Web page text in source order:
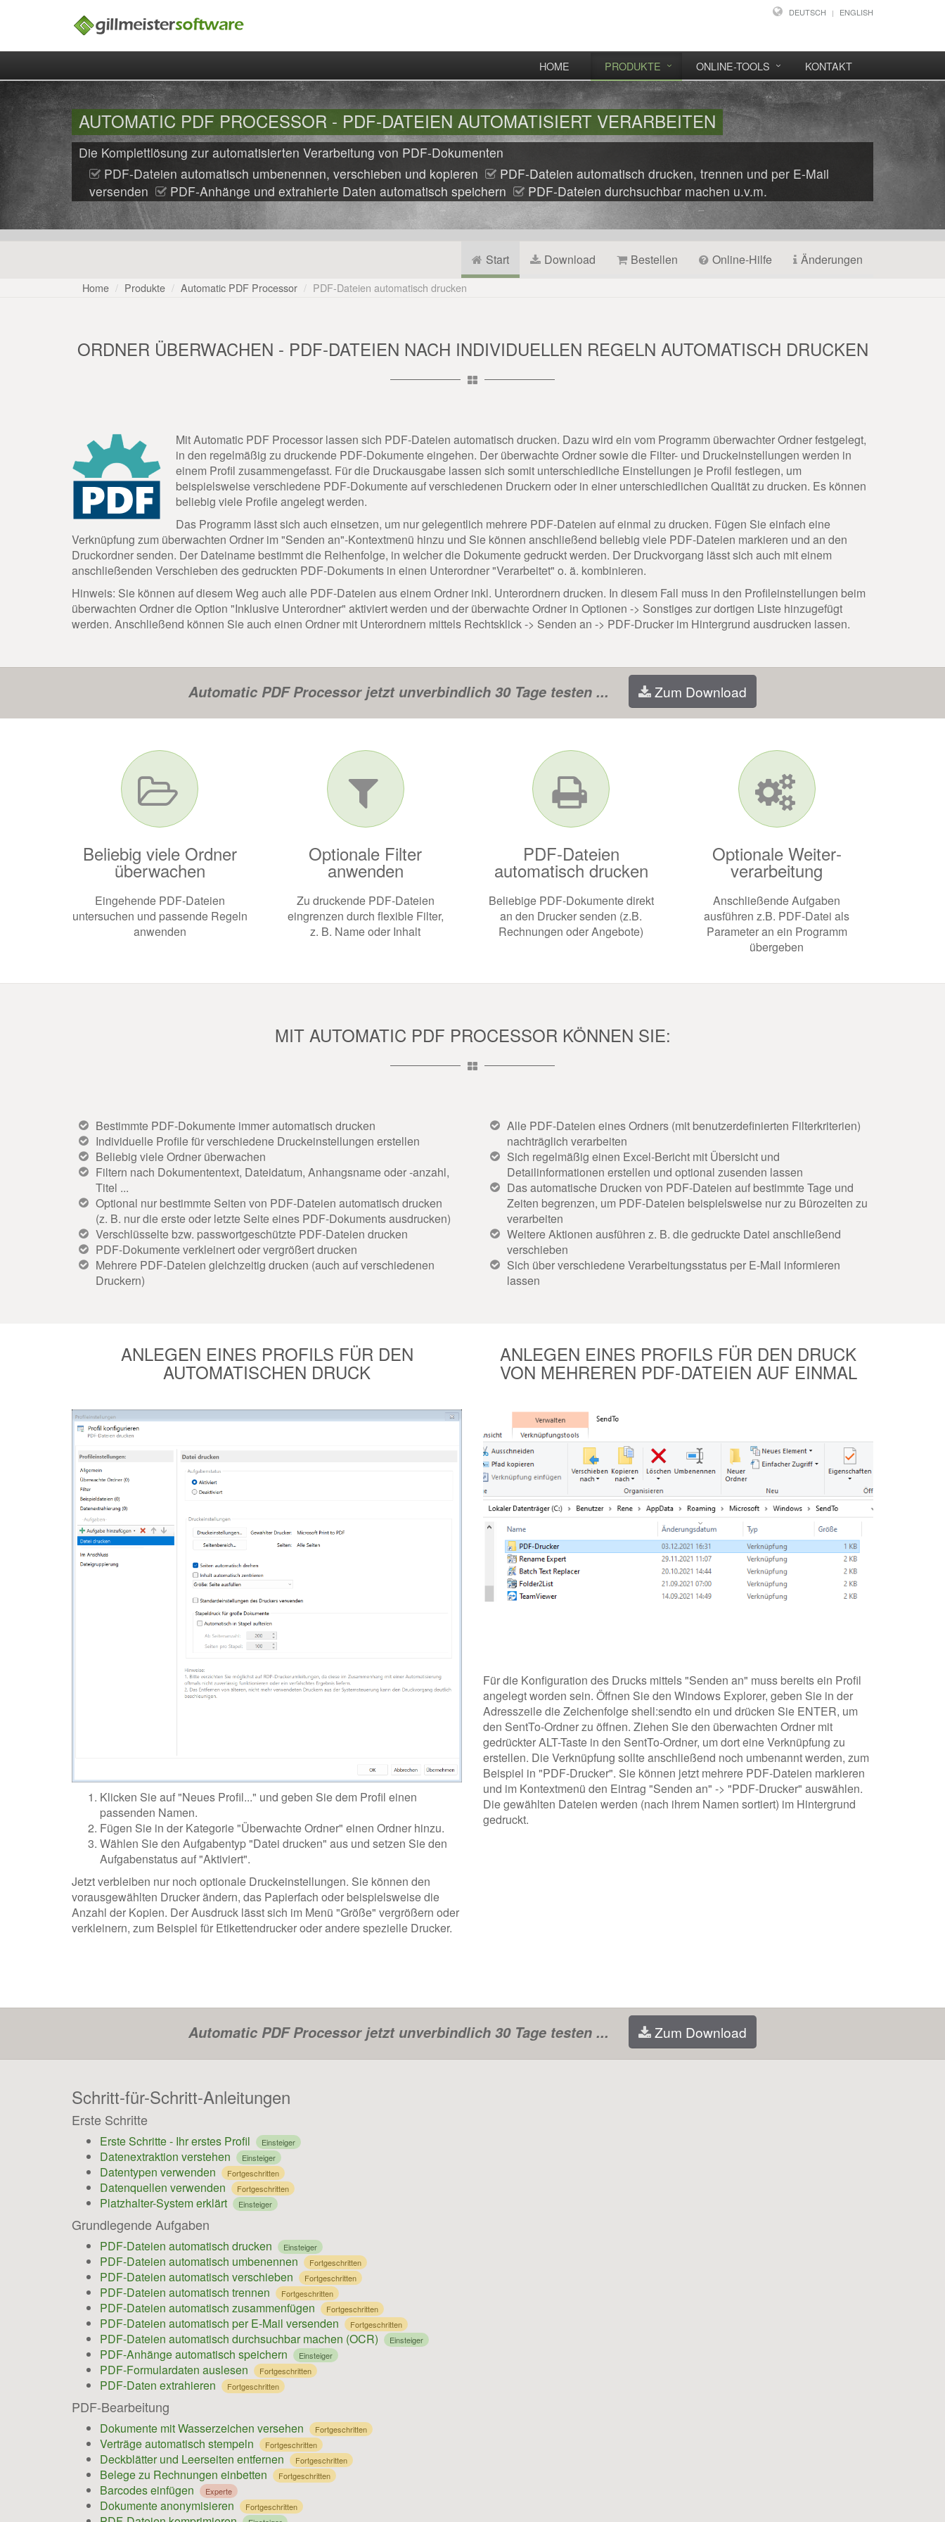
DEUTSCH ENGLISH
HOME PRODUKTE ONLINE-TOOLS KONTAKT
AUTOMATIC PDF PROCESSOR - PDF-DATEIEN AUTOMATISIERT VERARBEITEN
Die Komplettlösung zur automatisierten Verarbeitung von PDF-Dokumenten
PDF-Dateien automatisch umbenennen, verschieben und kopieren
PDF-Dateien automatisch drucken, trennen und per E-Mail
versenden
PDF-Anhänge und extrahierte Daten automatisch speichern PDF-Dateien durchsuchbar machen u.v.m.
Start Download Bestellen Online-Hilfe Änderungen
Home Produkte Automatic PDF Processor PDF-Dateien automatisch drucken
ORDNER ÜBERWACHEN - PDF-DATEIEN NACH INDIVIDUELLEN REGELN AUTOMATISCH DRUCKEN
Mit Automatic PDF Processor lassen sich PDF-Dateien automatisch drucken. Dazu wird ein vom Programm überwachter Ordner festgelegt,
in den regelmäßig zu druckende PDF-Dokumente eingehen. Der überwachte Ordner sowie die Filter- und Druckeinstellungen werden in
einem Profil zusammengefasst. Für die Druckausgabe lassen sich somit unterschiedliche Einstellungen je Profil festlegen, um
beispielsweise verschiedene PDF-Dokumente auf verschiedenen Druckern oder in einer unterschiedlichen Qualität zu drucken. Es können
beliebig viele Profile angelegt werden.
Das Programm lässt sich auch einsetzen, um nur gelegentlich mehrere PDF-Dateien auf einmal zu drucken. Fügen Sie einfach eine
Verknüpfung zum überwachten Ordner im "Senden an"-Kontextmenü hinzu und Sie können anschließend beliebig viele PDF-Dateien markieren und an den
Druckordner senden. Der Dateiname bestimmt die Reihenfolge, in welcher die Dokumente gedruckt werden. Der Druckvorgang lässt sich auch mit einem
anschließenden Verschieben des gedruckten PDF-Dokuments in einen Unterordner "Verarbeitet" o. ä. kombinieren.
Hinweis: Sie können auf diesem Weg auch alle PDF-Dateien aus einem Ordner inkl. Unterordnern drucken. In diesem Fall muss in den Profileinstellungen beim
überwachten Ordner die Option "Inklusive Unterordner" aktiviert werden und der überwachte Ordner in Optionen -> Sonstiges zur dortigen Liste hinzugefügt
werden. Anschließend können Sie auch einen Ordner mit Unterordnern mittels Rechtsklick -> Senden an -> PDF-Drucker im Hintergrund ausdrucken lassen.
Automatic PDF Processor jetzt unverbindlich 30 Tage testen ... Zum Download
Beliebig viele Ordner
überwachen
Eingehende PDF-Dateien
untersuchen und passende Regeln
anwenden
Optionale Filter
anwenden
Zu druckende PDF-Dateien
eingrenzen durch flexible Filter,
z. B. Name oder Inhalt
PDF-Dateien
automatisch drucken
Beliebige PDF-Dokumente direkt
an den Drucker senden (z.B.
Rechnungen oder Angebote)
Optionale Weiter­
verarbeitung
Anschließende Aufgaben
ausführen z.B. PDF-Datei als
Parameter an ein Programm
übergeben
MIT AUTOMATIC PDF PROCESSOR KÖNNEN SIE:
Bestimmte PDF-Dokumente immer automatisch drucken
Individuelle Profile für verschiedene Druckeinstellungen erstellen
Beliebig viele Ordner überwachen
Filtern nach Dokumententext, Dateidatum, Anhangsname oder -anzahl,
Titel ...
Optional nur bestimmte Seiten von PDF-Dateien automatisch drucken
(z. B. nur die erste oder letzte Seite eines PDF-Dokuments ausdrucken)
Verschlüsselte bzw. passwortgeschützte PDF-Dateien drucken
PDF-Dokumente verkleinert oder vergrößert drucken
Mehrere PDF-Dateien gleichzeitig drucken (auch auf verschiedenen
Druckern)
Alle PDF-Dateien eines Ordners (mit benutzerdefinierten Filterkriterien)
nachträglich verarbeiten
Sich regelmäßig einen Excel-Bericht mit Übersicht und
Detailinformationen erstellen und optional zusenden lassen
Das automatische Drucken von PDF-Dateien auf bestimmte Tage und
Zeiten begrenzen, um PDF-Dateien beispielsweise nur zu Bürozeiten zu
verarbeiten
Weitere Aktionen ausführen z. B. die gedruckte Datei anschließend
verschieben
Sich über verschiedene Verarbeitungsstatus per E-Mail informieren
lassen
ANLEGEN EINES PROFILS FÜR DEN
AUTOMATISCHEN DRUCK
Klicken Sie auf "Neues Profil..." und geben Sie dem Profil einen
passenden Namen.
Fügen Sie in der Kategorie "Überwachte Ordner" einen Ordner hinzu.
Wählen Sie den Aufgabentyp "Datei drucken" aus und setzen Sie den
Aufgabenstatus auf "Aktiviert".
Jetzt verbleiben nur noch optionale Druckeinstellungen. Sie können den
vorausgewählten Drucker ändern, das Papierfach oder beispielsweise die
Anzahl der Kopien. Der Ausdruck lässt sich im Menü "Größe" vergrößern oder
verkleinern, zum Beispiel für Etikettendrucker oder andere spezielle Drucker.
ANLEGEN EINES PROFILS FÜR DEN DRUCK
VON MEHREREN PDF-DATEIEN AUF EINMAL
Für die Konfiguration des Drucks mittels "Senden an" muss bereits ein Profil
angelegt worden sein. Öffnen Sie den Windows Explorer, geben Sie in der
Adresszeile die Zeichenfolge shell:sendto ein und drücken Sie ENTER, um
den SentTo-Ordner zu öffnen. Ziehen Sie den überwachten Ordner mit
gedrückter ALT-Taste in den SentTo-Ordner, um dort eine Verknüpfung zu
erstellen. Die Verknüpfung sollte anschließend noch umbenannt werden, zum
Beispiel in "PDF-Drucker". Sie können jetzt mehrere PDF-Dateien markieren
und im Kontextmenü den Eintrag "Senden an" -> "PDF-Drucker" auswählen.
Die gewählten Dateien werden (nach ihrem Namen sortiert) im Hintergrund
gedruckt.
Automatic PDF Processor jetzt unverbindlich 30 Tage testen ... Zum Download
Schritt-für-Schritt-Anleitungen
Erste Schritte
Erste Schritte - Ihr erstes Profil Einsteiger
Datenextraktion verstehen Einsteiger
Datentypen verwenden Fortgeschritten
Datenquellen verwenden Fortgeschritten
Platzhalter-System erklärt Einsteiger
Grundlegende Aufgaben
PDF-Dateien automatisch drucken Einsteiger
PDF-Dateien automatisch umbenennen Fortgeschritten
PDF-Dateien automatisch verschieben Fortgeschritten
PDF-Dateien automatisch trennen Fortgeschritten
PDF-Dateien automatisch zusammenfügen Fortgeschritten
PDF-Dateien automatisch per E-Mail versenden Fortgeschritten
PDF-Dateien automatisch durchsuchbar machen (OCR) Einsteiger
PDF-Anhänge automatisch speichern Einsteiger
PDF-Formulardaten auslesen Fortgeschritten
PDF-Daten extrahieren Fortgeschritten
PDF-Bearbeitung
Dokumente mit Wasserzeichen versehen Fortgeschritten
Verträge automatisch stempeln Fortgeschritten
Deckblätter und Leerseiten entfernen Fortgeschritten
Belege zu Rechnungen einbetten Fortgeschritten
Barcodes einfügen Experte
Dokumente anonymisieren Fortgeschritten